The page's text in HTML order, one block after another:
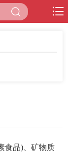
食品)、矿物质